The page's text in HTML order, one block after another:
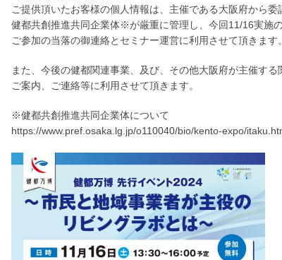
ご提供頂いたお客様の個人情報は、主催である大阪府から委
健都共創推進共同企業体※が厳重に管理し、今回11/16実施
ご参加の当落の御連絡とセミナー運営に利用させて頂きます
また、今後の健都関連事業、及び、その他大阪府が主催す
ご案内、ご連絡等に利用させて頂きます。
※健都共創推進共同企業体について
https://www.pref.osaka.lg.jp/o110040/bio/kento-expo/